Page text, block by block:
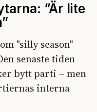
”Är lite
"silly season"
senaste tiden
bytt parti – men
interna